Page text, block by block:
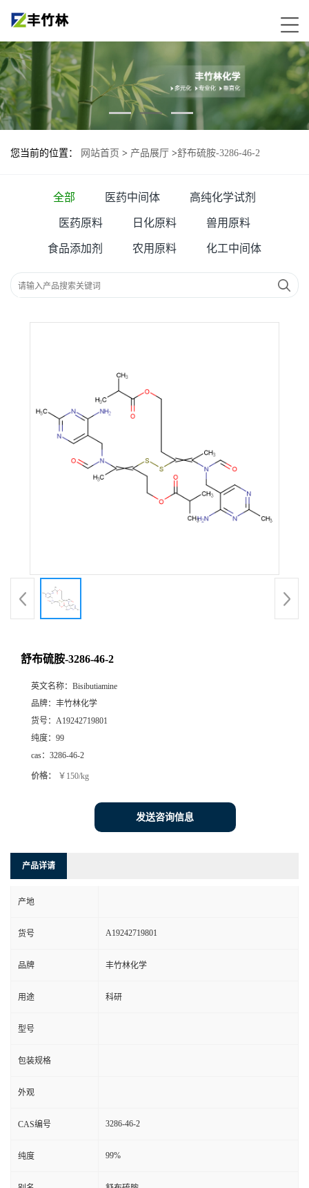
您当前的位置： 网站首页 > 产品展厅 >舒布硫胺-3286-46-2
全部 医药中间体 高纯化学试剂
医药原料 日化原料 兽用原料
食品添加剂 农用原料 化工中间体
舒布硫胺-3286-46-2
英文名称： Bisibutiamine
品牌： 丰竹林化学
货号： A19242719801
纯度： 99
cas： 3286-46-2
价格： ￥150/kg
发送咨询信息
产品详请
产地
货号 A19242719801
品牌 丰竹林化学
用途 科研
型号
包装规格
外观
CAS编号 3286-46-2
纯度 99%